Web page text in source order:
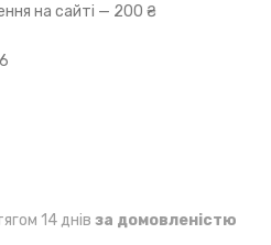
на сайті — 200 ₴
14 днів за домовленістю